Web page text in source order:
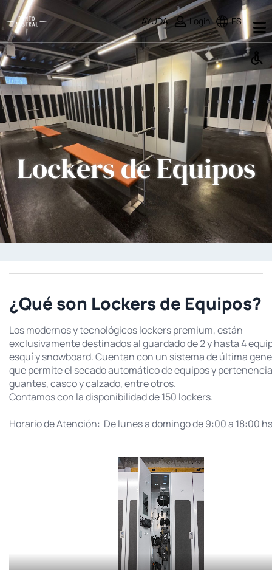
AYUDA Login ES
Lockers de Equipos
¿Qué son Lockers de Equipos?
Los modernos y tecnológicos lockers premium, están
exclusivamente destinados al guardado de 2 y hasta 4
esquí y snowboard. Cuentan con un sistema de última
que permite el secado automático de equipos y
guantes, casco y calzado, entre otros.
Contamos con la disponibilidad de 150 lockers.
Horario de Atención: De lunes a domingo de 9:00 a 18:00